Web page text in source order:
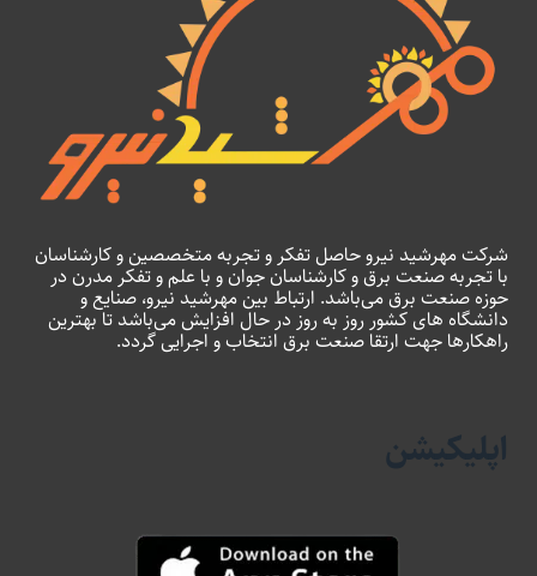
شرکت مهرشید نیرو حاصل تفکر و تجربه متخصصین و کارشناسان
با تجربه صنعت برق و کارشناسان جوان و با علم و تفکر مدرن در
حوزه صنعت برق می‌باشد. ارتباط بین مهرشید نیرو، صنایع و
دانشگاه های کشور روز به روز در حال افزایش می‌باشد تا بهترین
راهکارها جهت ارتقا صنعت برق انتخاب و اجرایی گردد.
اپلیکیشن